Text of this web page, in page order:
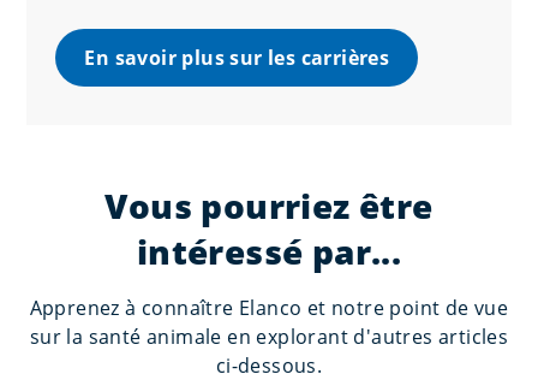
En savoir plus sur les carrières
Vous pourriez être
intéressé par...
Apprenez à connaître Elanco et notre point de vue
sur la santé animale en explorant d'autres articles
ci-dessous.